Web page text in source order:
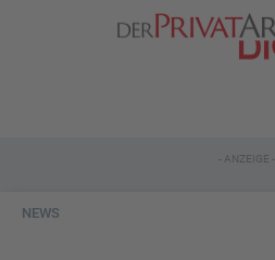
- ANZEIGE -
NEWS